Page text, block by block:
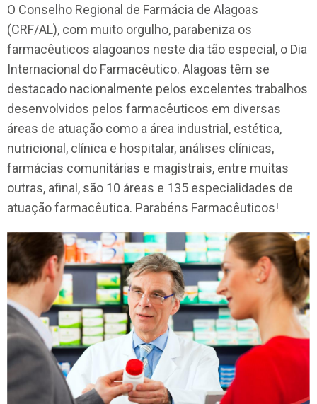
O Conselho Regional de Farmácia de Alagoas
(CRF/AL), com muito orgulho, parabeniza os
farmacêuticos alagoanos neste dia tão especial, o Dia
Internacional do Farmacêutico. Alagoas têm se
destacado nacionalmente pelos excelentes trabalhos
desenvolvidos pelos farmacêuticos em diversas
áreas de atuação como a área industrial, estética,
nutricional, clínica e hospitalar, análises clínicas,
farmácias comunitárias e magistrais, entre muitas
outras, afinal, são 10 áreas e 135 especialidades de
atuação farmacêutica. Parabéns Farmacêuticos!